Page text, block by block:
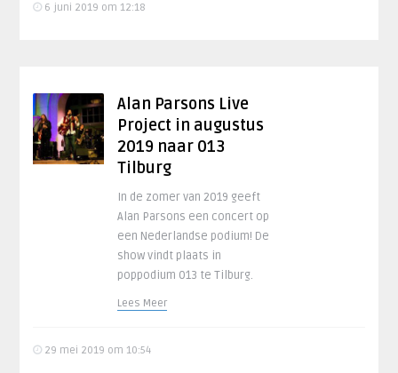
6 juni 2019 om 12:18
Alan Parsons Live
Project in augustus
2019 naar 013
Tilburg
In de zomer van 2019 geeft
Alan Parsons een concert op
een Nederlandse podium! De
show vindt plaats in
poppodium 013 te Tilburg.
Lees Meer
29 mei 2019 om 10:54